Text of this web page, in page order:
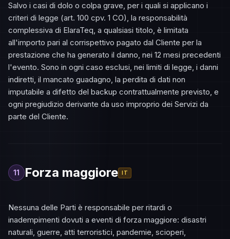
Salvo i casi di dolo o colpa grave, per i quali si applicano i
criteri di legge (art. 100 cpv. 1 CO), la responsabilità
complessiva di ElaraTeq, a qualsiasi titolo, è limitata
all'importo pari al corrispettivo pagato dal Cliente per la
prestazione che ha generato il danno, nei 12 mesi precedenti
l'evento. Sono in ogni caso esclusi, nei limiti di legge, i danni
indiretti, il mancato guadagno, la perdita di dati non
imputabile a difetto del backup contrattualmente previsto, e
ogni pregiudizio derivante da uso improprio dei Servizi da
parte del Cliente.
11 Forza maggiore IT
Nessuna delle Parti è responsabile per ritardi o
inadempimenti dovuti a eventi di forza maggiore: disastri
naturali, guerre, atti terroristici, pandemie, scioperi,